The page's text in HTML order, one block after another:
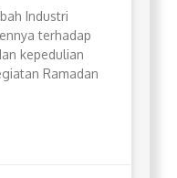
Industri
terhadap
kepedulian
Ramadan